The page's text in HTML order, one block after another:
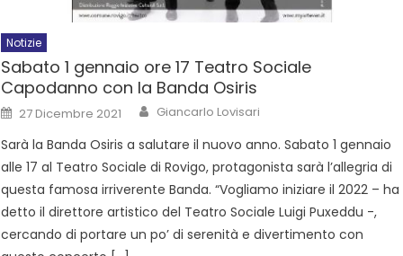
Notizie
Sabato 1 gennaio ore 17 Teatro Sociale
Capodanno con la Banda Osiris
27 Dicembre 2021 Giancarlo Lovisari
Sarà la Banda Osiris a salutare il nuovo anno. Sabato 1 gennaio
alle 17 al Teatro Sociale di Rovigo, protagonista sarà l’allegria di
questa famosa irriverente Banda. “Vogliamo iniziare il 2022 – ha
detto il direttore artistico del Teatro Sociale Luigi Puxeddu -,
cercando di portare un po’ di serenità e divertimento con